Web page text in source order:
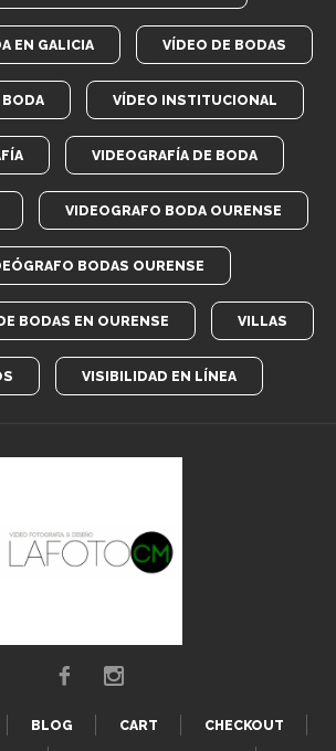
EN GALICIA VÍDEO DE BODAS
VÍDEO INSTITUCIONAL
VIDEOGRAFÍA DE BODA
VIDEOGRAFO BODA OURENSE
BODAS OURENSE
BODAS EN OURENSE VILLAS
VISIBILIDAD EN LÍNEA
BLOG CART
CHECKOUT